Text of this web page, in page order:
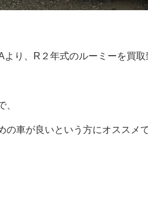
り、R２年式のルーミーを買取
、
の車が良いという方にオススメ